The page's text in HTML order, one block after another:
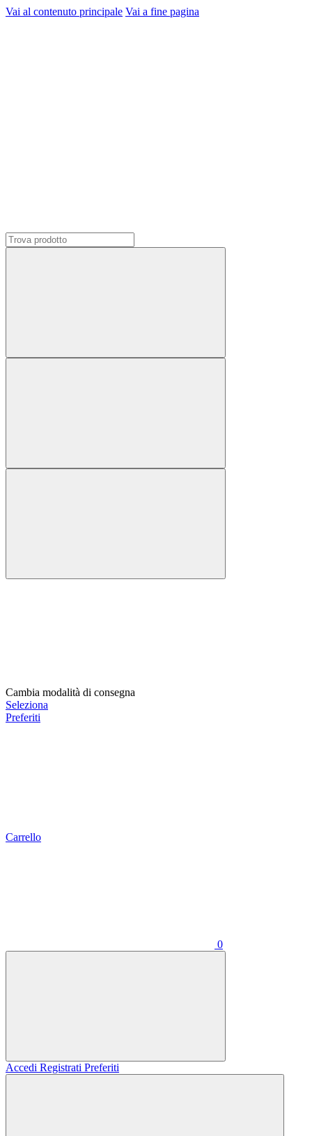
Vai al contenuto principale Vai a fine pagina
Cambia modalità di consegna
Seleziona
Preferiti
Carrello
0
Accedi Registrati Preferiti